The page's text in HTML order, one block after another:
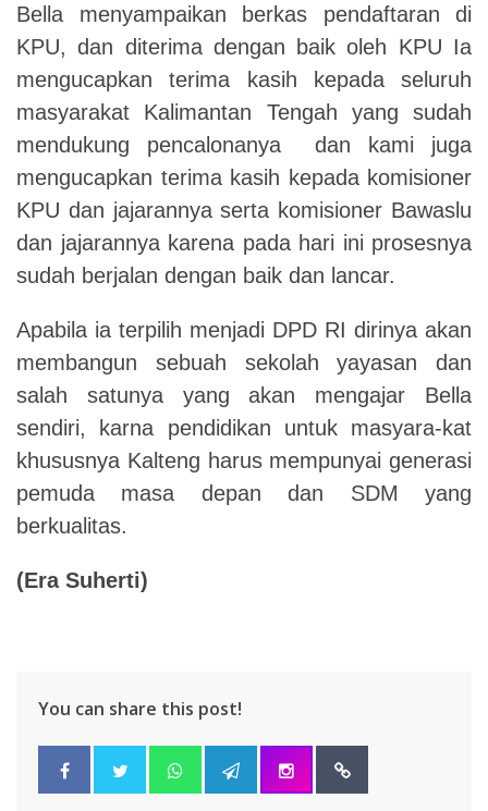
Bella menyampaikan berkas pendaftaran di
KPU, dan diterima dengan baik oleh KPU Ia
mengucapkan terima kasih kepada seluruh
masyarakat Kalimantan Tengah yang sudah
mendukung pencalonanya dan kami juga
mengucapkan terima kasih kepada komisioner
KPU dan jajarannya serta komisioner Bawaslu
dan jajarannya karena pada hari ini prosesnya
sudah berjalan dengan baik dan lancar.
Apabila ia terpilih menjadi DPD RI dirinya akan
membangun sebuah sekolah yayasan dan
salah satunya yang akan mengajar Bella
sendiri, karna pendidikan untuk masyara-kat
khususnya Kalteng harus mempunyai generasi
pemuda masa depan dan SDM yang
berkualitas.
(Era Suherti)
You can share this post!